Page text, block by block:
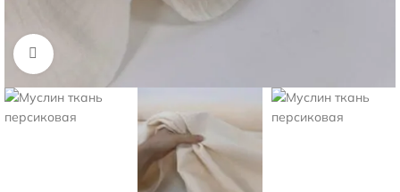
Нажмите, чтобы увеличить